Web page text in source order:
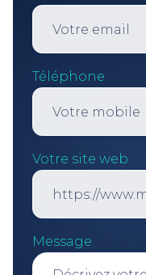
Téléphone
Votre site web
Message